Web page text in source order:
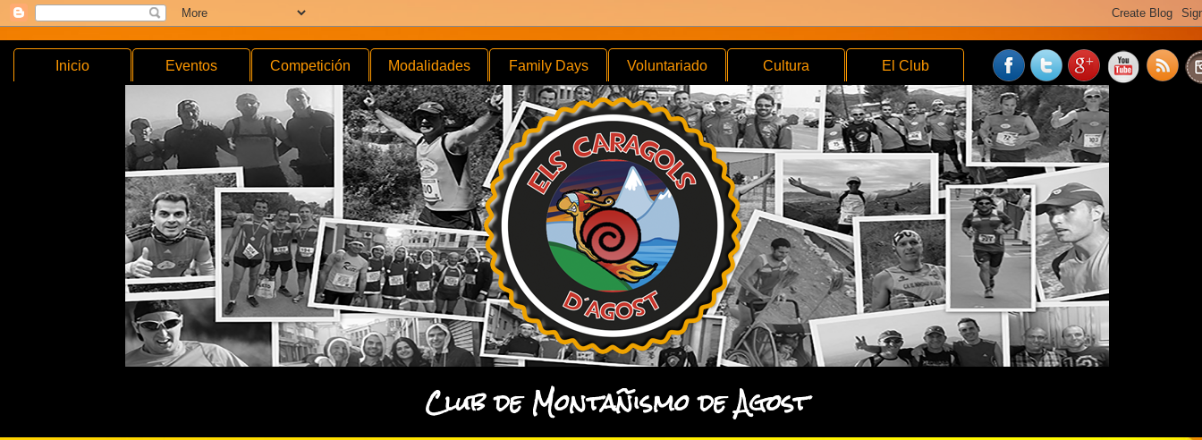
Inicio Eventos Competición Modalidades Family Days Voluntariado Cultura El Club
Club de Montañismo de Agost